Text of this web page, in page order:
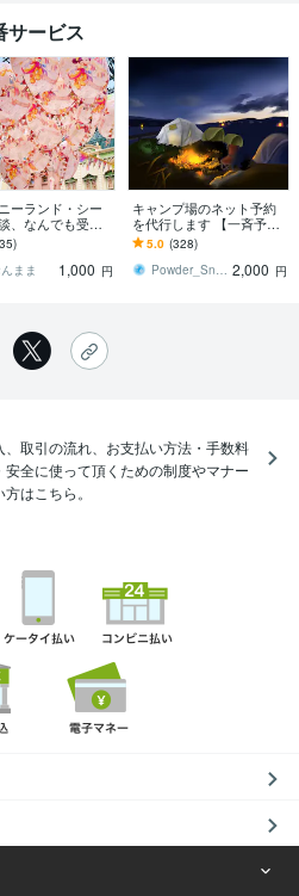
サービス
ーランド・シー
、なんでも受け
2ディズニー♡元
ち♡ディズニー
解決！
まま
1,000 円
キャンプ場のネット予約
を代行します 【一斉予約
プラン】予約受付スター
ト時刻ピッタリに予約し
ます
5.0 (328)
Powder_Snow 2,000 円
取引の流れ、お支払い方法・手数料
全に使って頂くための制度やマナー
はこちら。